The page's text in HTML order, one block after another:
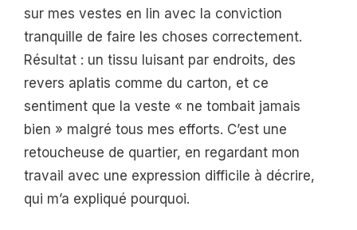
sur mes vestes en lin avec la conviction
tranquille de faire les choses correctement.
Résultat : un tissu luisant par endroits, des
revers aplatis comme du carton, et ce
sentiment que la veste « ne tombait jamais
bien » malgré tous mes efforts. C’est une
retoucheuse de quartier, en regardant mon
travail avec une expression difficile à décrire,
qui m’a expliqué pourquoi.